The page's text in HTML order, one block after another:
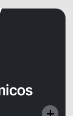
la excelencia
de sus
estudiantes.